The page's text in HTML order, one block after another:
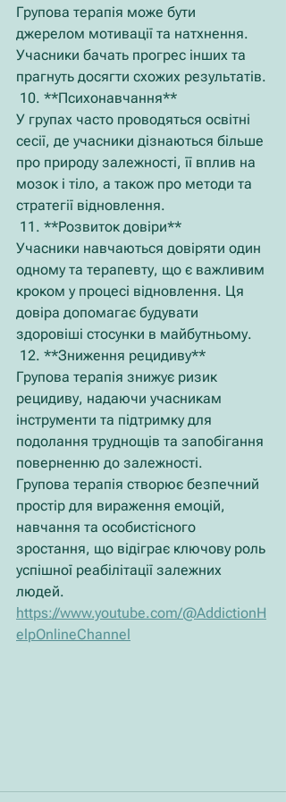
Групова терапія може бути
джерелом мотивації та натхнення.
Учасники бачать прогрес інших та
прагнуть досягти схожих результатів.
10. **Психонавчання**
У групах часто проводяться освітні
сесії, де учасники дізнаються більше
про природу залежності, її вплив на
мозок і тіло, а також про методи та
стратегії відновлення.
11. **Розвиток довіри**
Учасники навчаються довіряти один
одному та терапевту, що є важливим
кроком у процесі відновлення. Ця
довіра допомагає будувати
здоровіші стосунки в майбутньому.
12. **Зниження рецидиву**
Групова терапія знижує ризик
рецидиву, надаючи учасникам
інструменти та підтримку для
подолання труднощів та запобігання
поверненню до залежності.
Групова терапія створює безпечний
простір для вираження емоцій,
навчання та особистісного
зростання, що відіграє ключову роль
успішної реабілітації залежних
людей.
https://www.youtube.com/@AddictionH
elpOnlineChannel